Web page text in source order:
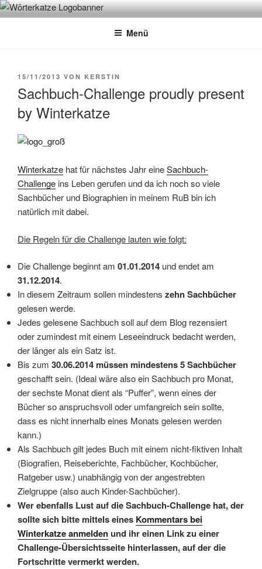
Zum
InhaltWÖRTERKATZE
Von Büchern erzählen
Menü
VERÖFFENTLICHT
15/11/2013 VON KERSTIN
Sachbuch-Challenge proudly present
by Winterkatze
Winterkatze hat für nächstes Jahr eineSachbuch-
Challenge ins Leben gerufen und da ich noch so viele
Sachbücher und Biographien in meinem RuB bin ich
natürlich mit dabei.
Die Regeln für die Challenge lauten wie folgt:
Die Challenge beginnt am 01.01.2014 und endet am
31.12.2014.
In diesem Zeitraum sollen mindestens zehn Sachbücher
gelesen werde.
Jedes gelesene Sachbuch soll auf dem Blog rezensiert
oder zumindest mit einem Leseeindruck bedacht werden,
der länger als ein Satz ist.
Bis zum 30.06.2014 müssen mindestens 5 Sachbücher
geschafft sein. (Ideal wäre also ein Sachbuch pro Monat,
der sechste Monat dient als “Puffer”, wenn eines der
Bücher so anspruchsvoll oder umfangreich sein sollte,
dass es nicht innerhalb eines Monats gelesen werden
kann.)
Als Sachbuch gilt jedes Buch mit einem nicht-fiktiven Inhalt
(Biografien, Reiseberichte, Fachbücher, Kochbücher,
Ratgeber usw.) unabhängig von der angestrebten
Zielgruppe (also auch Kinder-Sachbücher).
Wer ebenfalls Lust auf die Sachbuch-Challenge hat, der
sollte sich bitte mittels eines Kommentars bei
Winterkatze anmeldenund ihr einen Link zu einer
Challenge-Übersichtsseite hinterlassen, auf der die
Fortschritte vermerkt werden.